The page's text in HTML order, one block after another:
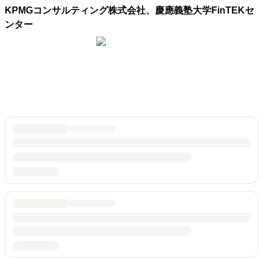
KPMGコンサルティング株式会社、慶應義塾大学FinTEKセ
ンター